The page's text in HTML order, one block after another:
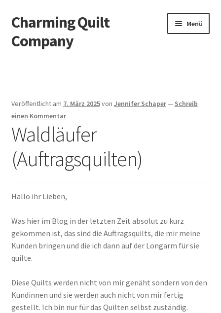
Zur
Navigation
springen
Zum
Inhalt
springen
Charming Quilt
Company
Menü
Blog
Datenschutzbelehrung
Datenschutzerklärung
Impressum
Impressum
Kasse
Shop
Veröffentlicht am 7. März 2025von Jennifer Schaper— Schreib
einen Kommentar
Waldläufer
(Auftragsquilten)
Hallo ihr Lieben,
Was hier im Blog in der letzten Zeit absolut zu kurz
gekommen ist, das sind die Auftragsquilts, die mir meine
Kunden bringen und die ich dann auf der Longarm für sie
quilte.
Diese Quilts werden nicht von mir genäht sondern von den
Kundinnen und sie werden auch nicht von mir fertig
gestellt. Ich bin nur für das Quilten selbst zuständig.